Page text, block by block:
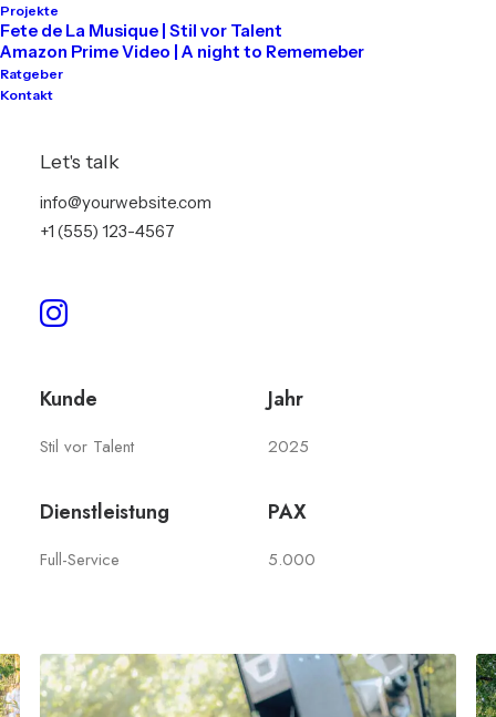
Projekte
Fete de La Musique | Stil vor Talent
Amazon Prime Video | A night to Rememeber
Ratgeber
Kontakt
Let's talk
info@yourwebsite.com
+1 (555) 123-4567
Open Air für Stil vor
Talent in Kreuzberg mit
Kunde
Stil vor Talent
Jahr
2025
Dienstleistung
Full-Service
PAX
5.000